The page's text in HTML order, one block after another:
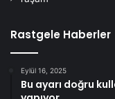
Rastgele Haberler
Eylül 16, 2025
Bu ayarı doğru